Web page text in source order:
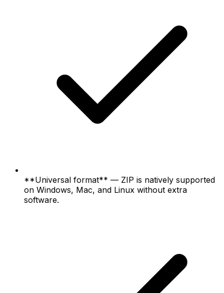
**Universal format** — ZIP is natively supported
on Windows, Mac, and Linux without extra
software.